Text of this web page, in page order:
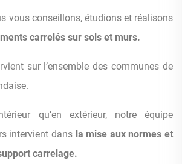
vous conseillons, étudions et réalisons
carrelés sur sols et murs.
sur l’ensemble des communes de
qu’en extérieur, notre équipe
intervient dansla mise aux normes et
carrelage.